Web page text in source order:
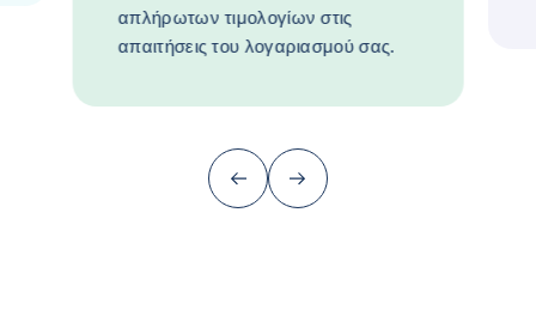
απλήρωτων τιμολογίων στις
απαιτήσεις του λογαριασμού σας.
Προηγούμενο (πίσω στο τελευταίο)
Επόμενο